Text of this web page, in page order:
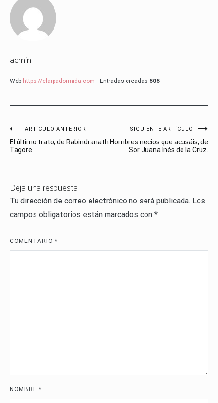
admin
Web https://elarpadormida.com Entradas creadas 505
Navegación
de
ARTÍCULO ANTERIOR
El último trato, de Rabindranath
Tagore.
SIGUIENTE ARTÍCULO
Hombres necios que acusáis, de
Sor Juana Inés de la Cruz.
Deja una respuesta
Tu dirección de correo electrónico no será publicada. Los
campos obligatorios están marcados con *
COMENTARIO *
NOMBRE *